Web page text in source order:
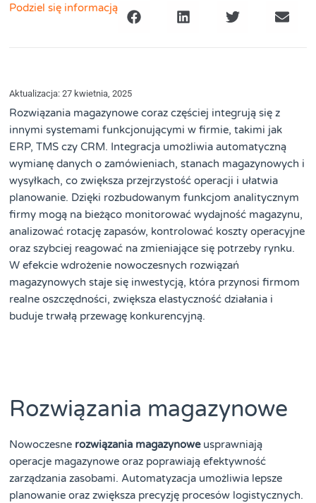
Podziel się informacją
Aktualizacja: 27 kwietnia, 2025
Rozwiązania magazynowe coraz częściej integrują się z
innymi systemami funkcjonującymi w firmie, takimi jak
ERP, TMS czy CRM. Integracja umożliwia automatyczną
wymianę danych o zamówieniach, stanach magazynowych i
wysyłkach, co zwiększa przejrzystość operacji i ułatwia
planowanie. Dzięki rozbudowanym funkcjom analitycznym
firmy mogą na bieżąco monitorować wydajność magazynu,
analizować rotację zapasów, kontrolować koszty operacyjne
oraz szybciej reagować na zmieniające się potrzeby rynku.
W efekcie wdrożenie nowoczesnych rozwiązań
magazynowych staje się inwestycją, która przynosi firmom
realne oszczędności, zwiększa elastyczność działania i
buduje trwałą przewagę konkurencyjną.
Rozwiązania magazynowe
Nowoczesne rozwiązania magazynoweusprawniają
operacje magazynowe oraz poprawiają efektywność
zarządzania zasobami. Automatyzacja umożliwia lepsze
planowanie oraz zwiększa precyzję procesów logistycznych.